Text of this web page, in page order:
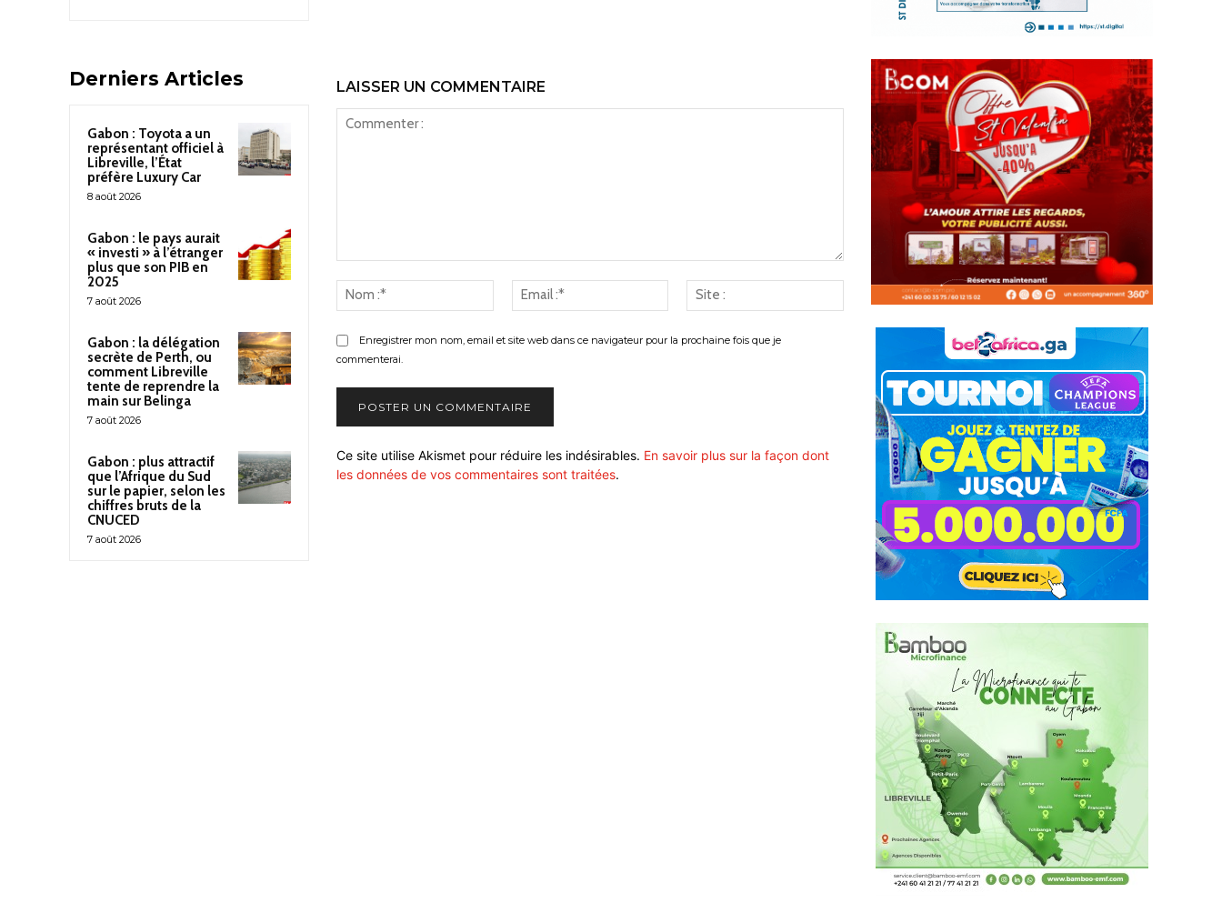
Derniers Articles
Gabon : Toyota a un
représentant officiel à
Libreville, l’État
préfère Luxury Car
8 août 2026
Gabon : le pays aurait
« investi » à l’étranger
plus que son PIB en
2025
7 août 2026
Gabon : la délégation
secrète de Perth, ou
comment Libreville
tente de reprendre la
main sur Belinga
7 août 2026
Gabon : plus attractif
que l’Afrique du Sud
sur le papier, selon les
chiffres bruts de la
CNUCED
7 août 2026
LAISSER UN COMMENTAIRE
:*
Email
:*
:
Enregistrer mon nom, email et site web dans ce navigateur pour la prochaine fois que je
commenterai.
Ce site utilise Akismet pour réduire les indésirables. En savoir plus sur la façon dont
les données de vos commentaires sont traitées.